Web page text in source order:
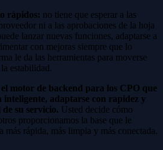
rápidos: no tiene que esperar a las
ni a las aprobaciones de la hoja
lanzar nuevas funciones, adaptarse a
con mejoras siempre que lo
le da las herramientas para moverse
estabilidad.
motor de backend para los CPO que
inteligente, adaptarse con rapidez y
su servicio. Usted decide cómo
proporcionamos la base que le
más rápida, más limpia y más conectada.